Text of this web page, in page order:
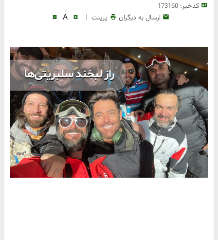
کدخبر:173160
ارسال به دیگران پرینت |
A